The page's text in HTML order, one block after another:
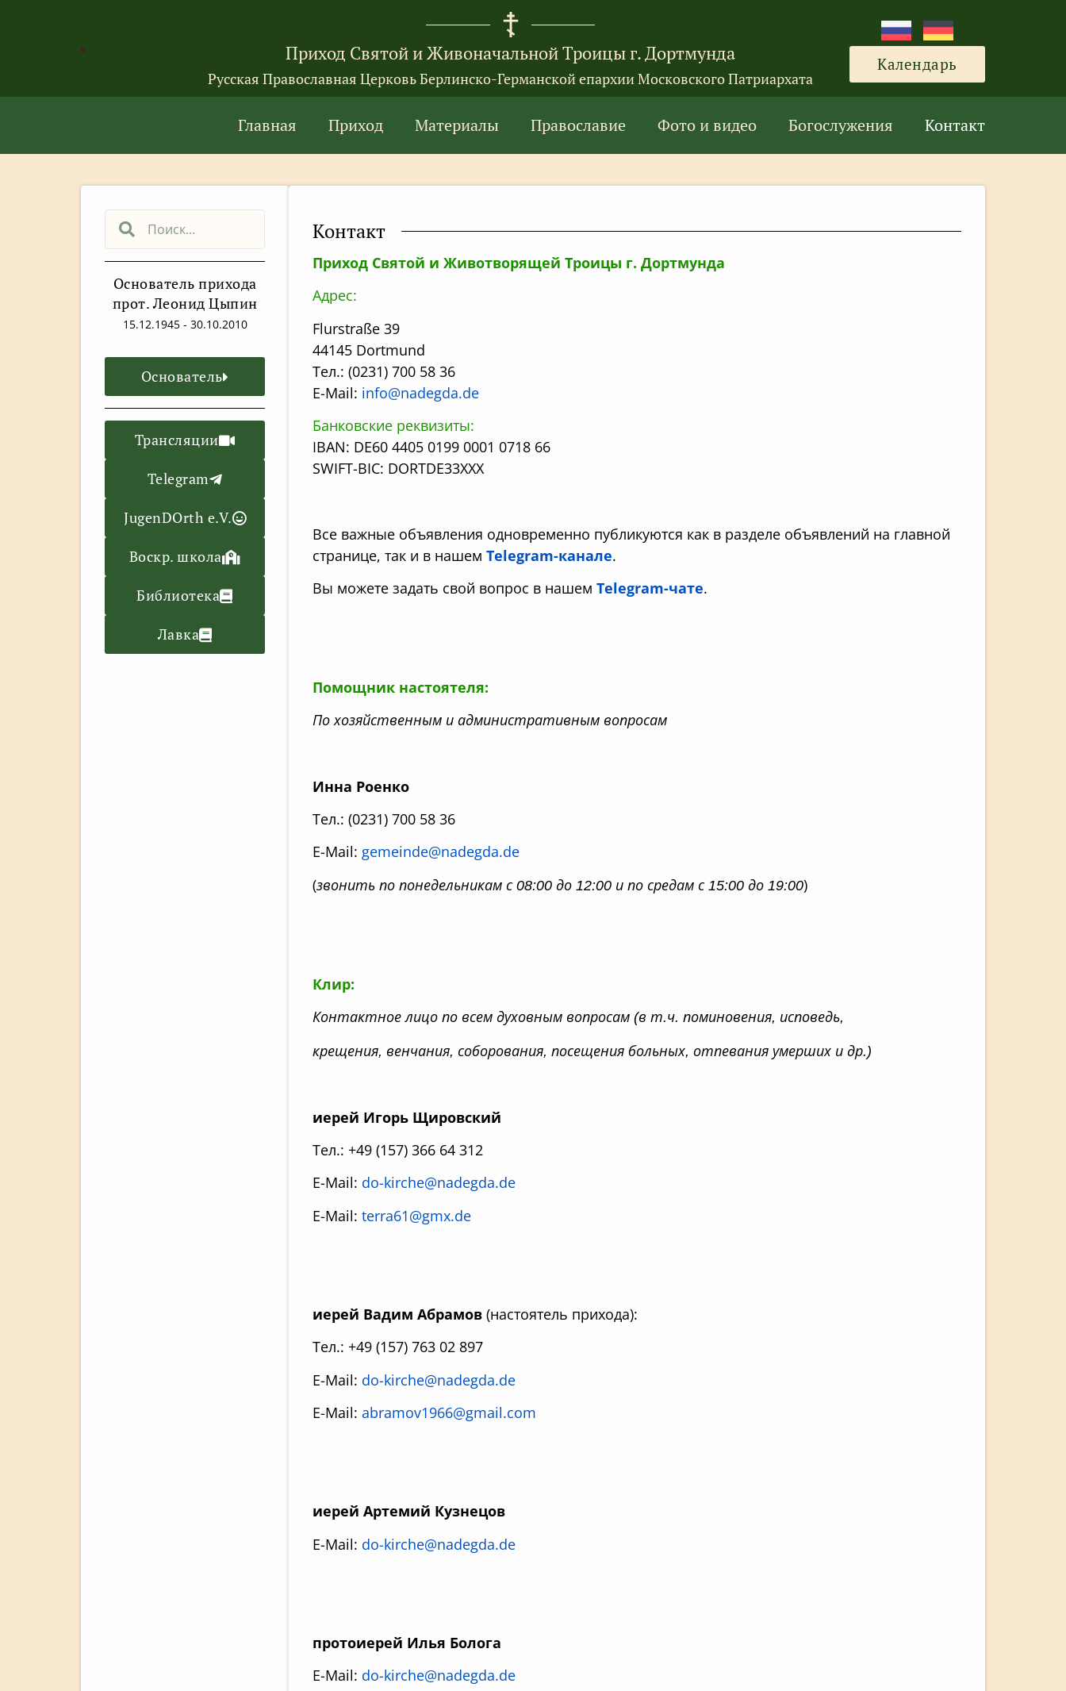
Приход Святой и Живоначальной Троицы г. Дортмунда
Русская Православная Церковь Берлинско-Германской епархии Московского Патриархата
Календарь
Главная Приход Материалы Православие Фото и видео Богослужения Контакт
Основатель прихода
прот. Леонид Цыпин
15.12.1945 - 30.10.2010
Основатель
Трансляции
Telegram
JugenDOrth e.V.
Воскр. школа
Библиотека
Лавка
Контакт
Приход Святой и Животворящей Троицы г. Дортмунда
Адрес:
Flurstraße 39
44145 Dortmund
Тел.: (0231) 700 58 36
E-Mail: info@nadegda.de
Банковские реквизиты:
IBAN: DE60 4405 0199 0001 0718 66
SWIFT-BIC: DORTDE33XXX
Все важные объявления одновременно публикуются как в разделе объявлений на главной
странице, так и в нашемTelegram-канале.
Вы можете задать свой вопрос в нашемTelegram-чате.
Помощник настоятеля:
По хозяйственным и административным вопросам
Инна Роенко
Тел.: (0231) 700 58 36
E-Mail: gemeinde@nadegda.de
(звонить по понедельникам с 08:00 до 12:00 и по средам с 15:00 до 19:00)
Клир:
Контактное лицо по всем духовным вопросам (в т.ч. поминовения, исповедь,
крещения, венчания, соборования, посещения больных, отпевания умерших и др.)
иерей Игорь Щировский
Тел.: +49 (157) 366 64 312
E-Mail: do-kirche@nadegda.de
E-Mail:terra61@gmx.de
иерей Вадим Абрамов (настоятель прихода):
Тел.: +49 (157) 763 02 897
E-Mail: do-kirche@nadegda.de
E-Mail:abramov1966@gmail.com
иерей Артемий Кузнецов
E-Mail: do-kirche@nadegda.de
протоиерей Илья Болога
E-Mail: do-kirche@nadegda.de